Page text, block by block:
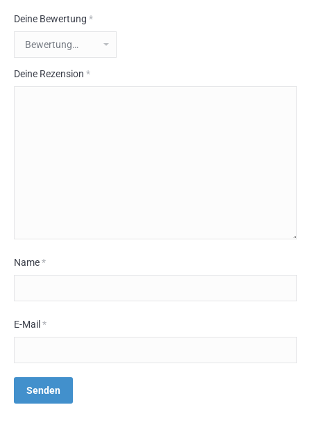
Deine Bewertung *
Deine Rezension *
Name*
E-Mail *